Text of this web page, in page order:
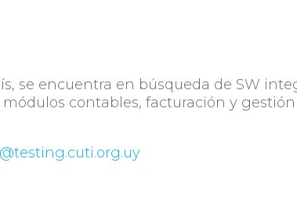
se encuentra en búsqueda de SW
contables, facturación y gestión